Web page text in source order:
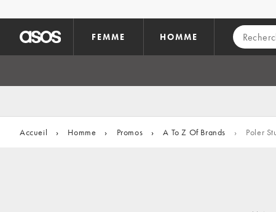
FEMME HOMME
Accueil › Homme › Promos › A To Z Of Brands › Poler